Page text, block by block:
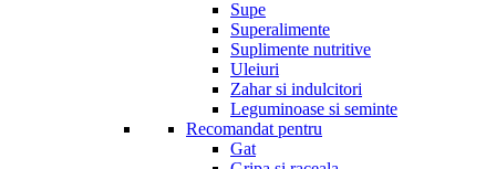
Supe
Superalimente
Suplimente nutritive
Uleiuri
Zahar si indulcitori
Leguminoase si seminte
Recomandat pentru
Gat